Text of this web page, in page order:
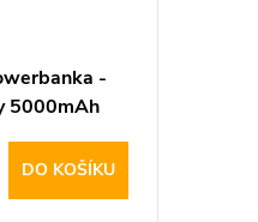
-
5000mAh
DO KOŠÍKU